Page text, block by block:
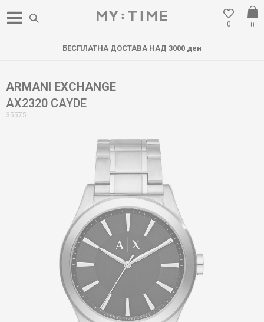
0
0
БЕСПЛАТНА ДОСТАВА НАД 3000 ден
ARMANI EXCHANGE
AX2320 CAYDE
35575